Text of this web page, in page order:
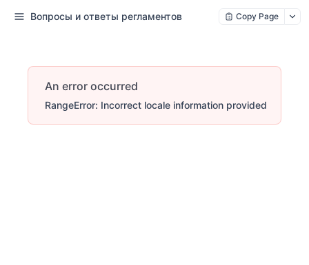
Вопросы и ответы регламентов Copy Page
An error occurred
RangeError: Incorrect locale information provided